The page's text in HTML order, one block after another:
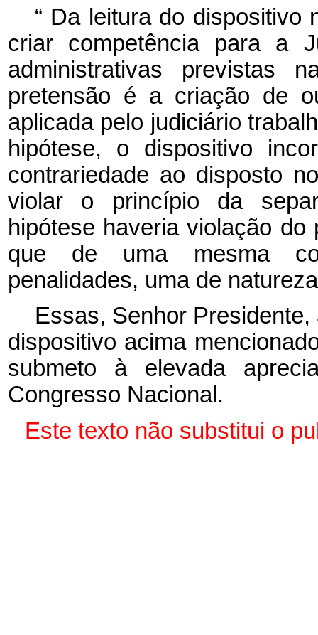
“ Da leitura do dispositivo
criar competência para a
administrativas previstas
pretensão é a criação de
aplicada pelo judiciário
hipótese, o dispositivo
contrariedade ao disposto
violar o princípio da
hipótese haveria violação
que de uma mesma
penalidades, uma de
Essas, Senhor
dispositivo acima
submeto à elevada
Congresso Nacional.
Este texto não substitui o